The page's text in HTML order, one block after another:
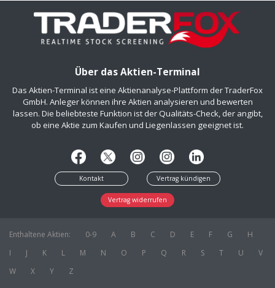
Über das Aktien-Terminal
Das Aktien-Terminal ist eine Aktienanalyse-Plattform der TraderFox
GmbH. Anleger können ihre Aktien analysieren und bewerten
lassen. Die beliebteste Funktion ist der Qualitäts-Check, der angibt,
ob eine Aktie zum Kaufen und Liegenlassen geeignet ist.
Kontakt Vertrag kündigen
Vertrag widerrufen
Enthaltene Aktien: 0-9 A B C D E F G
H
I
J K L M N O P Q R S T U
V
W
X Y Z